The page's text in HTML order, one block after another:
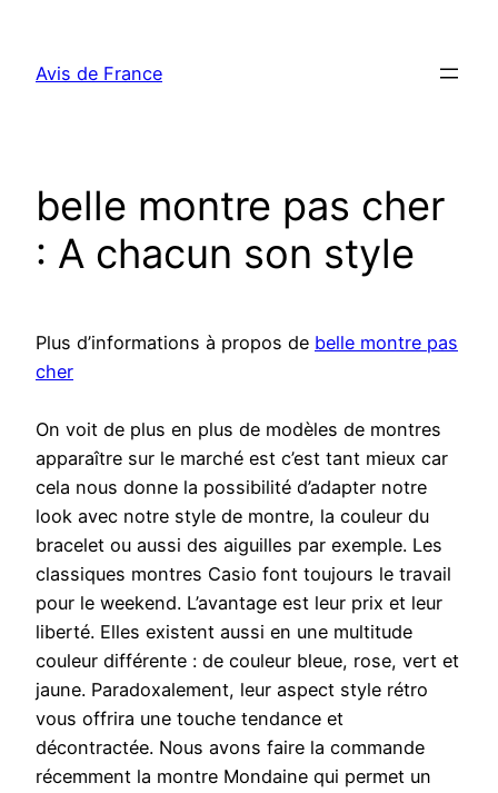
contenu
Avis de France
belle montre pas cher
: A chacun son style
Plus d’informations à propos de belle montre pas
cher
On voit de plus en plus de modèles de montres
apparaître sur le marché est c’est tant mieux car
cela nous donne la possibilité d’adapter notre
look avec notre style de montre, la couleur du
bracelet ou aussi des aiguilles par exemple. Les
classiques montres Casio font toujours le travail
pour le weekend. L’avantage est leur prix et leur
liberté. Elles existent aussi en une multitude
couleur différente : de couleur bleue, rose, vert et
jaune. Paradoxalement, leur aspect style rétro
vous offrira une touche tendance et
décontractée. Nous avons faire la commande
récemment la montre Mondaine qui permet un